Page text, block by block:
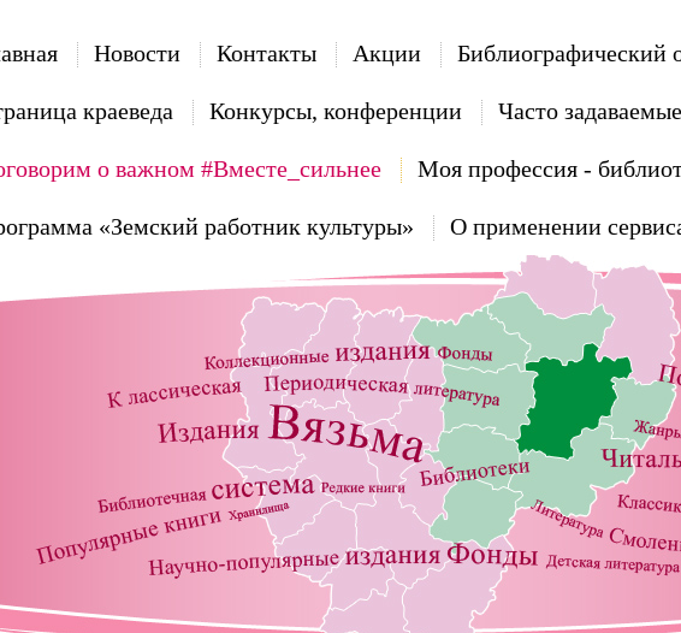
Новости Контакты Акции Библиографический
краеведа Конкурсы, конференции Часто
о важном #Вместе_сильнее Моя профессия -
«Земский работник культуры» О применении